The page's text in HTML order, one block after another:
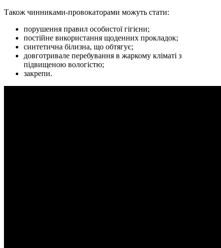
Також чинниками-провокаторами можуть стати:
порушення правил особистої гігієни;
постійне використання щоденних прокладок;
синтетична білизна, що обтягує;
довготривале перебування в жаркому кліматі з
підвищеною вологістю;
закрепи.